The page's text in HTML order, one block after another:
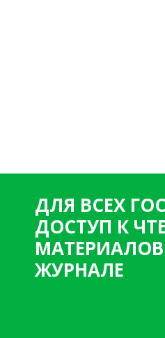
ДЛЯ ВСЕХ
ДОСТУП К
ЖУРНАЛЕ